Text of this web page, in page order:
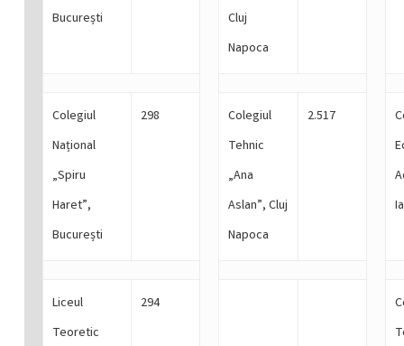
București
Cluj
Napoca
Colegiul
Național
„Spiru
Haret”,
București
298
Colegiul
Tehnic
„Ana
Aslan”, Cluj
Napoca
2.517
Liceul
Teoretic
294